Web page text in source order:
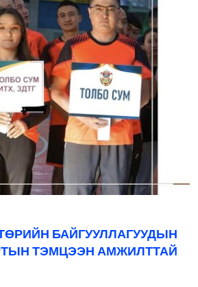
БАЙГУУЛЛАГУУДЫН
ТЭМЦЭЭН АМЖИЛТТАЙ